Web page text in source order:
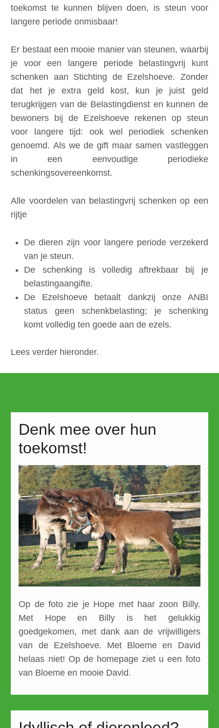
toekomst te kunnen blijven doen, is steun voor
langere periode onmisbaar!
Er bestaat een mooie manier van steunen, waarbij
je voor een langere periode belastingvrij kunt
schenken aan Stichting de Ezelshoeve. Zonder
dat het je extra geld kost, kun je juist geld
terugkrijgen van de Belastingdienst en kunnen de
bewoners bij de Ezelshoeve rekenen op steun
voor langere tijd: ook wel periodiek schenken
genoemd. Als we de gift maar samen vastleggen
in een eenvoudige periodieke
schenkingsovereenkomst.
Alle voordelen van belastingvrij schenken op een
rijtje
De dieren zijn voor langere periode verzekerd
van je steun.
De schenking is volledig aftrekbaar bij je
belastingaangifte.
De Ezelshoeve betaalt dankzij onze ANBI
status geen schenkbelasting; je schenking
komt volledig ten goede aan de ezels.
Lees verder hieronder.
Denk mee over hun
toekomst!
Op de foto zie je Hope met haar zoon Billy.
Met Hope en Billy is het gelukkig
goedgekomen, met dank aan de vrijwilligers
van de Ezelshoeve. Met Bloeme en David
helaas niet! Op de homepage ziet u een foto
van Bloeme en mooie David.